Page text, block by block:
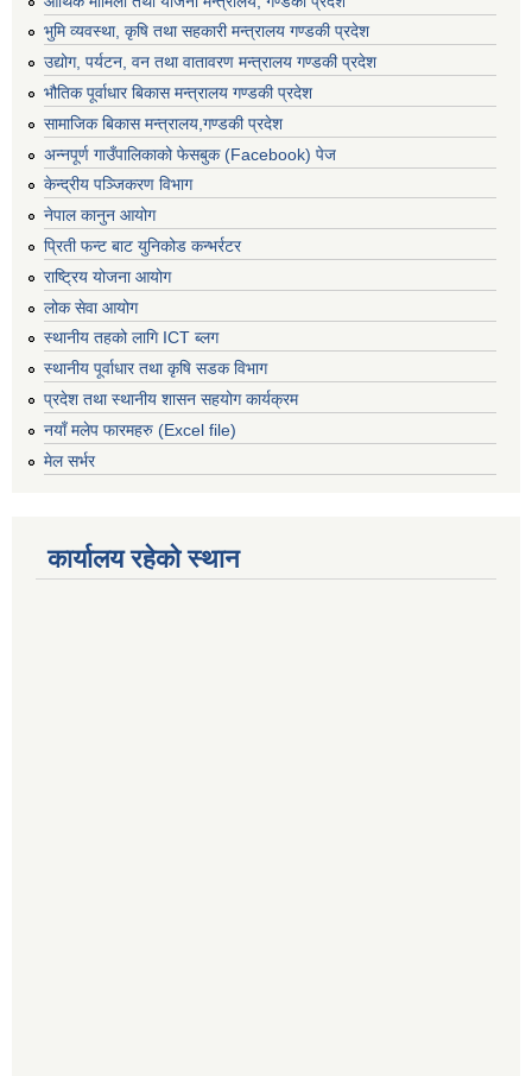
भुमि व्यवस्था, कृषि तथा सहकारी मन्त्रालय गण्डकी प्रदेश
उद्योग, पर्यटन, वन तथा वातावरण मन्त्रालय गण्डकी प्रदेश
भौतिक पूर्वाधार बिकास मन्त्रालय गण्डकी प्रदेश
सामाजिक बिकास मन्त्रालय,गण्डकी प्रदेश
अन्नपूर्ण गाउँपालिकाको फेसबुक (Facebook) पेज
केन्द्रीय पञ्जिकरण विभाग
नेपाल कानुन आयोग
प्रिती फन्ट बाट युनिकोड कन्भर्रटर
राष्ट्रिय योजना आयोग
लोक सेवा आयोग
स्थानीय तहको लागि ICT ब्लग
स्थानीय पूर्वाधार तथा कृषि सडक विभाग
प्रदेश तथा स्थानीय शासन सहयोग कार्यक्रम
नयाँ मलेप फारमहरु (Excel file)
मेल सर्भर
कार्यालय रहेको स्थान